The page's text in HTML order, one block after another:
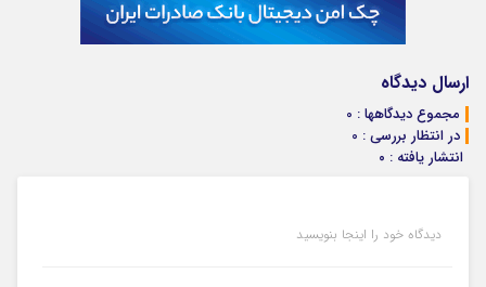
ارسال دیدگاه
مجموع دیدگاهها : 0
در انتظار بررسی : 0
انتشار یافته : ۰
دیدگاه خود را اینجا بنویسید